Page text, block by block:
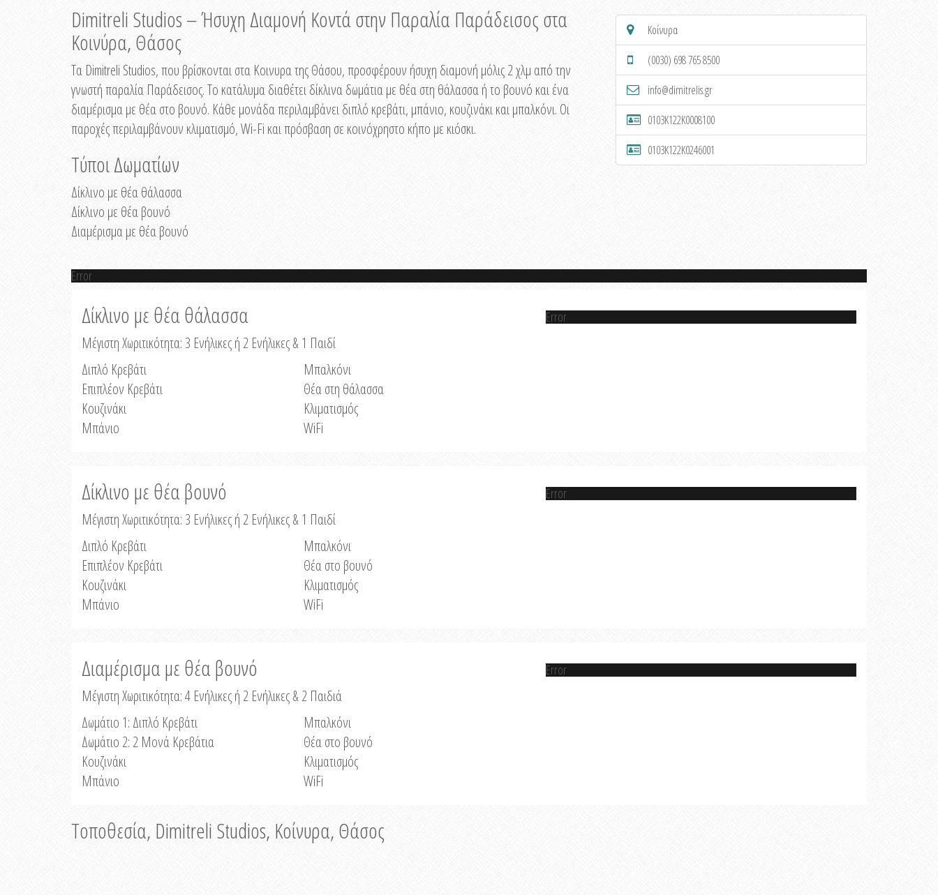
Dimitreli Studios – Ήσυχη Διαμονή Κοντά στην Παραλία Παράδεισος στα
Κοινύρα, Θάσος
Τα Dimitreli Studios, που βρίσκονται στα Κοινυρα της Θάσου, προσφέρουν ήσυχη διαμονή μόλις 2 χλμ από την
γνωστή παραλία Παράδεισος. Το κατάλυμα διαθέτει δίκλινα δωμάτια με θέα στη θάλασσα ή το βουνό και ένα
διαμέρισμα με θέα στο βουνό. Κάθε μονάδα περιλαμβάνει διπλό κρεβάτι, μπάνιο, κουζινάκι και μπαλκόνι. Οι
παροχές περιλαμβάνουν κλιματισμό, Wi-Fi και πρόσβαση σε κοινόχρηστο κήπο με κιόσκι.
Τύποι Δωματίων
Δίκλινο με θέα θάλασσα
Δίκλινο με θέα βουνό
Διαμέρισμα με θέα βουνό
Κοίνυρα
(0030) 698 765 8500
info@dimitrelis.gr
0103K122K0008100
0103K122K0246001
Error
Δίκλινο με θέα θάλασσα
Μέγιστη Χωριτικότητα: 3 Ενήλικες ή 2 Ενήλικες & 1 Παιδί
Διπλό Κρεβάτι
Επιπλέον Κρεβάτι
Κουζινάκι
Μπάνιο
Μπαλκόνι
Θέα στη θάλασσα
Κλιματισμός
WiFi
Error
Δίκλινο με θέα βουνό
Μέγιστη Χωριτικότητα: 3 Ενήλικες ή 2 Ενήλικες & 1 Παιδί
Διπλό Κρεβάτι
Επιπλέον Κρεβάτι
Κουζινάκι
Μπάνιο
Μπαλκόνι
Θέα στο βουνό
Κλιματισμός
WiFi
Error
Διαμέρισμα με θέα βουνό
Μέγιστη Χωριτικότητα: 4 Ενήλικες ή 2 Ενήλικες & 2 Παιδιά
Δωμάτιο 1: Διπλό Κρεβάτι
Δωμάτιο 2: 2 Μονά Κρεβάτια
Κουζινάκι
Μπάνιο
Μπαλκόνι
Θέα στο βουνό
Κλιματισμός
WiFi
Error
Τοποθεσία, Dimitreli Studios, Κοίνυρα, Θάσος